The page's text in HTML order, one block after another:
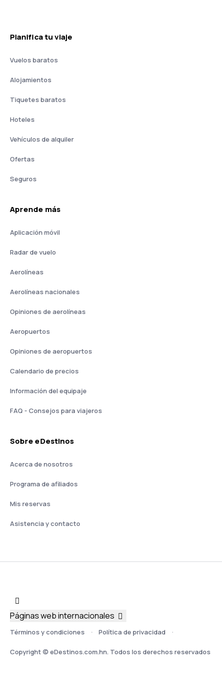
Planifica tu viaje
Vuelos baratos
Alojamientos
Tiquetes baratos
Hoteles
Vehículos de alquiler
Ofertas
Seguros
Aprende más
Aplicación móvil
Radar de vuelo
Aerolíneas
Aerolíneas nacionales
Opiniones de aerolíneas
Aeropuertos
Opiniones de aeropuertos
Calendario de precios
Información del equipaje
FAQ - Consejos para viajeros
Sobre eDestinos
Acerca de nosotros
Programa de afiliados
Mis reservas
Asistencia y contacto
Términos y condiciones Política de privacidad
Copyright © eDestinos.com.hn. Todos los derechos reservados
Páginas web internacionales